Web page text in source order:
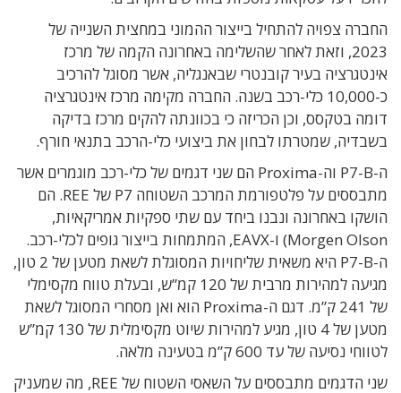
החברה צפויה להתחיל בייצור ההמוני במחצית השנייה של
2023, וזאת לאחר שהשלימה באחרונה הקמה של מרכז
אינטגרציה בעיר קובנטרי שבאנגליה, אשר מסוגל להרכיב
כ-10,000 כלי-רכב בשנה. החברה מקימה מרכז אינטגרציה
דומה בטקסס, וכן הכריזה כי בכוונתה להקים מרכז בדיקה
בשבדיה, שמטרתו לבחון את ביצועי כלי-הרכב בתנאי חורף.
ה-P7-B וה-Proxima הם
שני דגמים של כלי-רכב מוגמרים אשר
מתבססים על פלטפורמת המרכב השטוחה P7 של REE. הם
הושקו באחרונה ונבנו ביחד עם שתי ספקיות אמריקאיות,
Morgen Olson) ו-EAVX, המתמחות בייצור גופים לכלי-רכב
.
ה-P7-B היא משאית שליחויות המסוגלת לשאת מטען של 2 טון,
מגיעה למהירות מרבית של 120 קמ”ש, ובעלת טווח מקסימלי
של 241 ק”מ. דגם ה-Proxima הוא ואן מסחרי המסוגל לשאת
מטען של 4 טון, מגיע למהירות שיוט מקסימלית של 130 קמ”ש
לטווחי נסיעה של עד 600 ק”מ בטעינה מלאה.
שני הדגמים מתבססים על השאסי השטוח של REE, מה שמעניק